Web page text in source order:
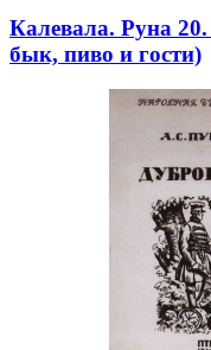
Калевала. Руна
бык, пиво и гости)